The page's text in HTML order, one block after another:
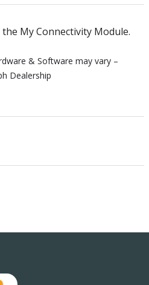
My Connectivity Module.
& Software may vary –
Dealership